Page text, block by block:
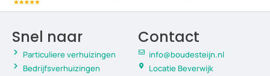
Contact
info@boudesteijn.nl
Locatie Beverwijk
Snel naar
Particuliere verhuizingen
Bedrijfsverhuizingen